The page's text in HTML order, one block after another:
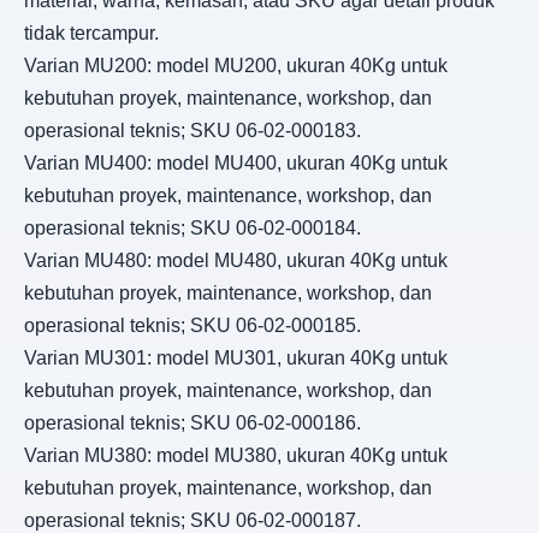
tidak tercampur.
Varian MU200: model MU200, ukuran 40Kg untuk
kebutuhan proyek, maintenance, workshop, dan
operasional teknis; SKU 06-02-000183.
Varian MU400: model MU400, ukuran 40Kg untuk
kebutuhan proyek, maintenance, workshop, dan
operasional teknis; SKU 06-02-000184.
Varian MU480: model MU480, ukuran 40Kg untuk
kebutuhan proyek, maintenance, workshop, dan
operasional teknis; SKU 06-02-000185.
Varian MU301: model MU301, ukuran 40Kg untuk
kebutuhan proyek, maintenance, workshop, dan
operasional teknis; SKU 06-02-000186.
Varian MU380: model MU380, ukuran 40Kg untuk
kebutuhan proyek, maintenance, workshop, dan
operasional teknis; SKU 06-02-000187.